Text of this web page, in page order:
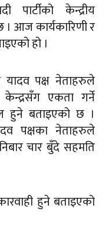
पार्टीको केन्द्रीय
आज कार्यकारिणी र
हो ।
यादव पक्ष नेताहरुले
केन्द्रसँग एकता गर्ने
हुने बताइएको छ ।
पक्षका नेताहरुले
चार बुँदे सहमति
हुने बताइएको